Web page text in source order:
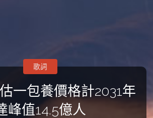
一包養價格計2031年
峰值14.5億人
歌詞